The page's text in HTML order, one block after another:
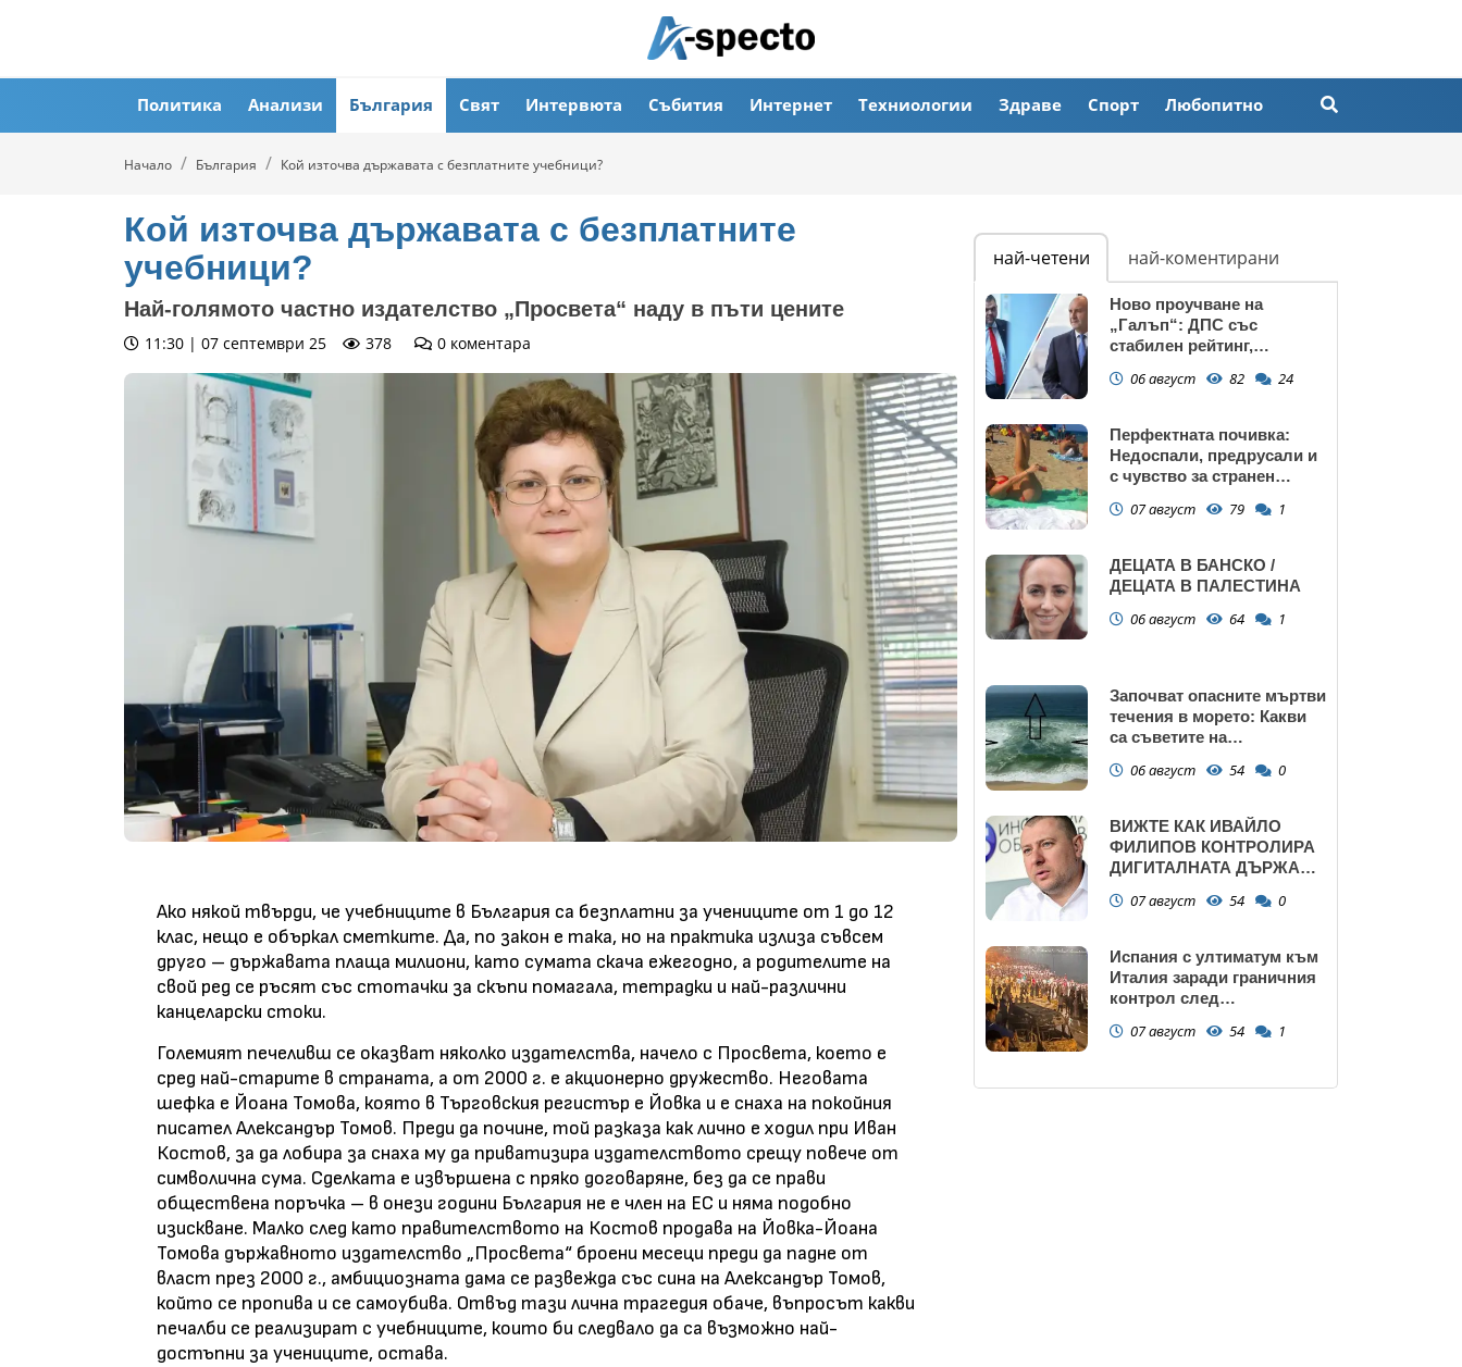
Политика Анализи България Свят Интервюта Събития Интернет Техниологии Здраве Спорт Любопитно
Начало България Кой източва държавата с безплатните учебници?
Кой източва държавата с безплатните
учебници?
Най-голямото частно издателство „Просвета“ наду в пъти цените
11:30 | 07 септември 25 378 0 коментара
Ако някой твърди, че учебниците в България са безплатни за учениците от 1 до 12
клас, нещо е объркал сметките. Да, по закон е така, но на практика излиза съвсем
друго – държавата плаща милиони, като сумата скача ежегодно, а родителите на
свой ред се ръсят със стотачки за скъпи помагала, тетрадки и най-различни
канцеларски стоки.
Големият печеливш се оказват няколко издателства, начело с Просвета, което е
сред най-старите в страната, а от 2000 г. е акционерно дружество. Неговата
шефка е Йоана Томова, която в Търговския регистър е Йовка и е снаха на покойния
писател Александър Томов. Преди да почине, той разказа как лично е ходил при Иван
Костов, за да лобира за снаха му да приватизира издателството срещу повече от
символична сума. Сделката е извършена с пряко договаряне, без да се прави
обществена поръчка – в онези години България не е член на ЕС и няма подобно
изискване. Малко след като правителството на Костов продава на Йовка-Йоана
Томова държавното издателство „Просвета“ броени месеци преди да падне от
власт през 2000 г., амбициозната дама се развежда със сина на Александър Томов,
който се пропива и се самоубива. Отвъд тази лична трагедия обаче, въпросът какви
печалби се реализират с учебниците, които би следвало да са възможно най-
достъпни за учениците, остава.
най-четени най-коментирани
Ново проучване на
„Галъп“: ДПС със
стабилен рейтинг,
запазва
06 август 82 24
Перфектната почивка:
Недоспали, предрусали и
с чувство за странен
07 август 79 1
ДЕЦАТА В БАНСКО /
ДЕЦАТА В ПАЛЕСТИНА
06 август 64 1
Започват опасните мъртви
течения в морето: Какви
са съветите на
06 август 54 0
ВИЖТЕ КАК ИВАЙЛО
ФИЛИПОВ КОНТРОЛИРА
ДИГИТАЛНАТА ДЪРЖАВА
ПРАВИТЕЛСТВОТО?
07 август 54 0
Испания с ултиматум към
Италия заради граничния
контрол след
07 август 54 1